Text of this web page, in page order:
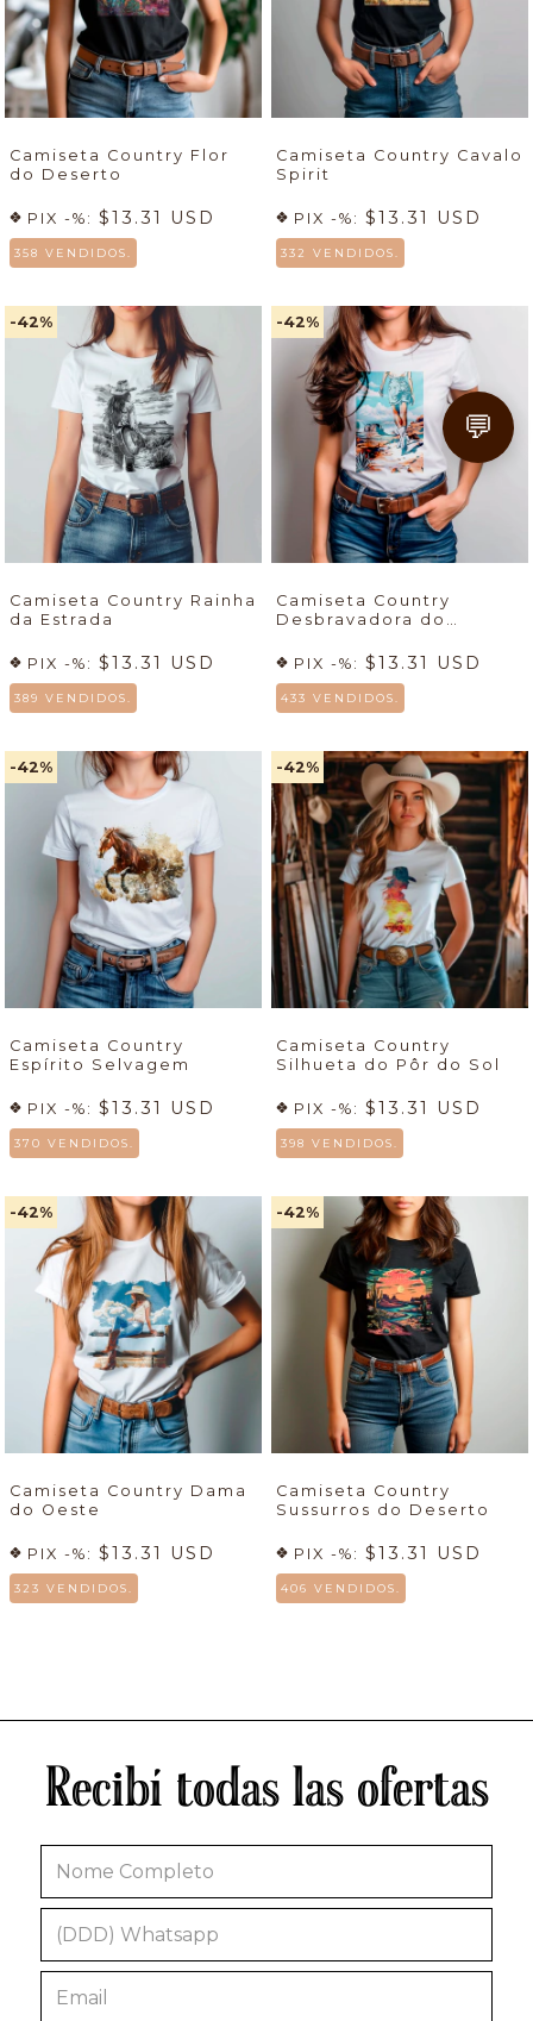
Camiseta Country Flor
do Deserto
PIX -%: $13.31 USD
358 VENDIDOS.
Camiseta Country Cavalo
Spirit
PIX -%: $13.31 USD
332 VENDIDOS.
-42%
Camiseta Country Rainha
da Estrada
PIX -%: $13.31 USD
389 VENDIDOS.
-42%
Camiseta Country
Desbravadora do
PIX -%: $13.31 USD
433 VENDIDOS.
-42%
Camiseta Country
Espírito Selvagem
PIX -%: $13.31 USD
370 VENDIDOS.
-42%
Camiseta Country
Silhueta do Pôr do Sol
PIX -%: $13.31 USD
398 VENDIDOS.
-42%
Camiseta Country Dama
do Oeste
PIX -%: $13.31 USD
323 VENDIDOS.
-42%
Camiseta Country
Sussurros do Deserto
PIX -%: $13.31 USD
406 VENDIDOS.
Recibí todas las ofertas
💬